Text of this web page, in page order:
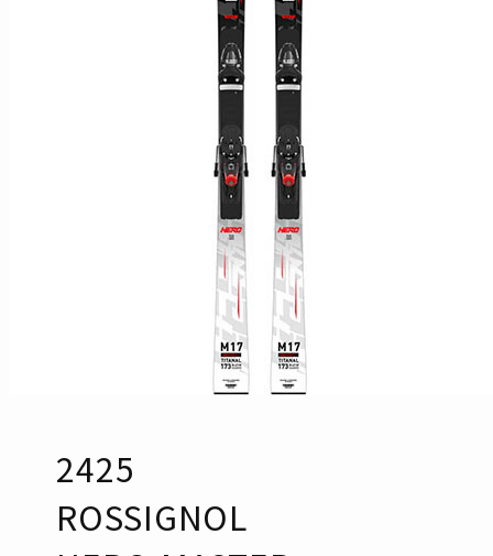
2425
ROSSIGNOL